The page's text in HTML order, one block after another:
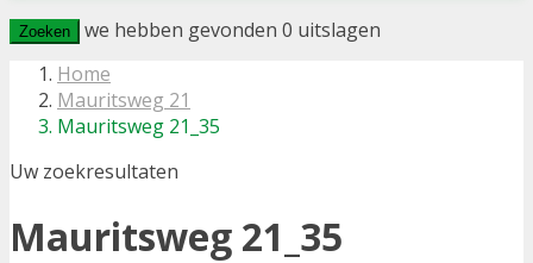
Zoeken we hebben gevonden 0 uitslagen
Home
Mauritsweg 21
Mauritsweg 21_35
Uw zoekresultaten
Mauritsweg 21_35